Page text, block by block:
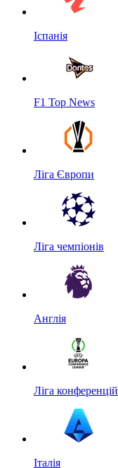
Іспанія
F1 Top News
Ліга Європи
Ліга чемпіонів
Англія
Ліга конференцій
Італія